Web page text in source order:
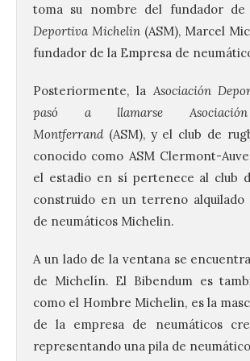
toma su nombre del fundador de
Deportiva Michelin (ASM), Marcel
fundador de la Empresa de
Posteriormente, la Asociación
pasó a llamarse
Montferrand (ASM), y el club de
conocido como ASM Clermont-
el estadio en sí pertenece al club
construido en un terreno alquilado
de neumáticos Michelin.
A un lado de la ventana se
de Michelín. El Bibendum es
como el Hombre Michelin, es la
de la empresa de neumáticos
representando una pila de
Brujería Fest Summer un
festival que se celebrará
el 11 de agosto en la
9 Ago 2026
El Ayuntamiento de La
Bañeza presenta el
Brujería Fest Summer
Edition, una nueva cita